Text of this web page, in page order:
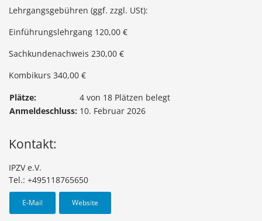
Lehrgangsgebühren (ggf. zzgl. USt):
Einführungslehrgang 120,00 €
Sachkundenachweis 230,00 €
Kombikurs 340,00 €
Plätze:
4 von 18 Plätzen belegt
Anmeldeschluss: 10. Februar 2026
Kontakt:
IPZV e.V.
Tel.: +495118765650
E-Mail Website